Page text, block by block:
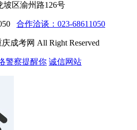
坡区渝州路126号
合作洽谈：023-68611050
成考网 All Right Reserved
警察提醒你 诚信网站